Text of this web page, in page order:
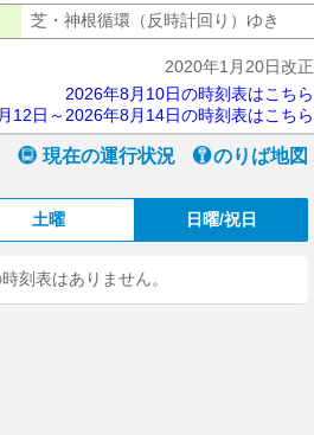
芝・神根循環（反時計回り）ゆき
2020年1月20日改正
2026年8月10日の時刻表はこちら
12日～2026年8月14日の時刻表はこちら
現在の運行状況 のりば地図
土曜 日曜/祝日
刻表はありません。